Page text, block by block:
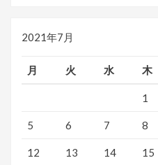
2021年7月
月 火 水 木
1
5 6 7 8
12 13 14 15